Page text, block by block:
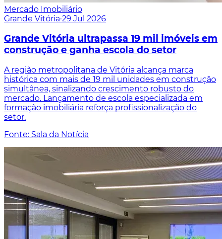
Mercado Imobiliário
Grande Vitória·29 Jul 2026
Grande Vitória ultrapassa 19 mil imóveis em
construção e ganha escola do setor
A região metropolitana de Vitória alcança marca
histórica com mais de 19 mil unidades em construção
simultânea, sinalizando crescimento robusto do
mercado. Lançamento de escola especializada em
formação imobiliária reforça profissionalização do
setor.
Fonte: Sala da Notícia